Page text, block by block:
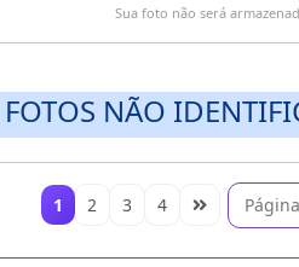
Sua foto não será
NÃO
1 2 3 4